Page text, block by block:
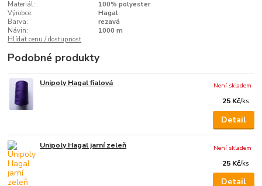
Materiál:
100% polyester
Výrobce:
Hagal
Barva:
rezavá
Návin:
1000 m
Hlídat cenu / dostupnost
Podobné produkty
Unipoly Hagal fialová
25 Kč/ks
Není skladem
Detail
Unipoly Hagal jarní zeleň
25 Kč/ks
Není skladem
Detail